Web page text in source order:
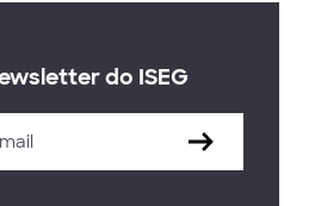
do ISEG